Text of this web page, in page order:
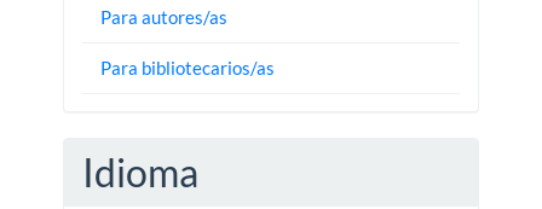
Para autores/as
Para bibliotecarios/as
Idioma